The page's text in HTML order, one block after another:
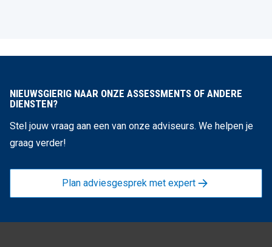
NIEUWSGIERIG NAAR ONZE ASSESSMENTS OF ANDERE
DIENSTEN?
Stel jouw vraag aan een van onze adviseurs. We helpen je
graag verder!
Plan adviesgesprek met expert